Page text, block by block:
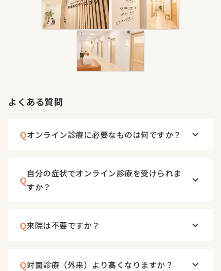
よくある質問
Qオンライン診療に必要なものは何ですか？ keyboard_arrow_down
Q
自分の症状でオンライン診療を受けられま
すか？
keyboard_arrow_down
Q来院は不要ですか？ keyboard_arrow_down
Q対面診療（外来）より高くなりますか？ keyboard_arrow_down